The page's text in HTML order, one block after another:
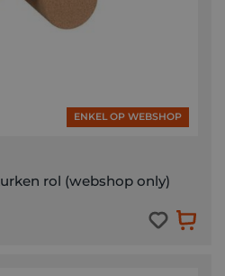
ENKEL OP WEBSHOP
rol (webshop only)